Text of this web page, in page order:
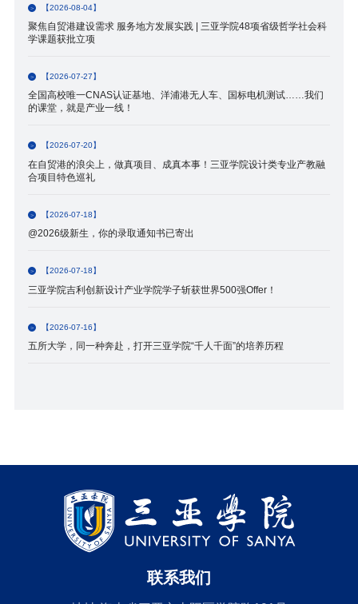
【2026-08-04】
聚焦自贸港建设需求 服务地方发展实践 | 三亚学院48项省级哲学社会科
学课题获批立项
【2026-07-27】
全国高校唯一CNAS认证基地、洋浦港无人车、国标电机测试……我们
的课堂，就是产业一线！
【2026-07-20】
在自贸港的浪尖上，做真项目、成真本事！三亚学院设计类专业产教融
合项目特色巡礼
【2026-07-18】
@2026级新生，你的录取通知书已寄出
【2026-07-18】
三亚学院吉利创新设计产业学院学子斩获世界500强Offer！
【2026-07-16】
五所大学，同一种奔赴，打开三亚学院“千人千面”的培养历程
联系我们